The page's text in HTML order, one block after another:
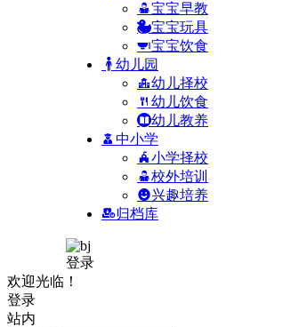
宝宝早教
宝宝玩具
宝宝饮食
幼儿园
幼儿择校
幼儿饮食
幼儿教养
中小学
小学择校
校外培训
兴趣培养
归档库
登录
欢迎光临！
登录
站内